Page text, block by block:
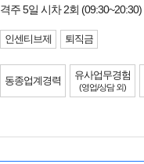
격주 5일 시차 2회 (09:30~20:30)
인센티브제 퇴직금
동종업계경력 유사업무경험
(영업/상담 외)